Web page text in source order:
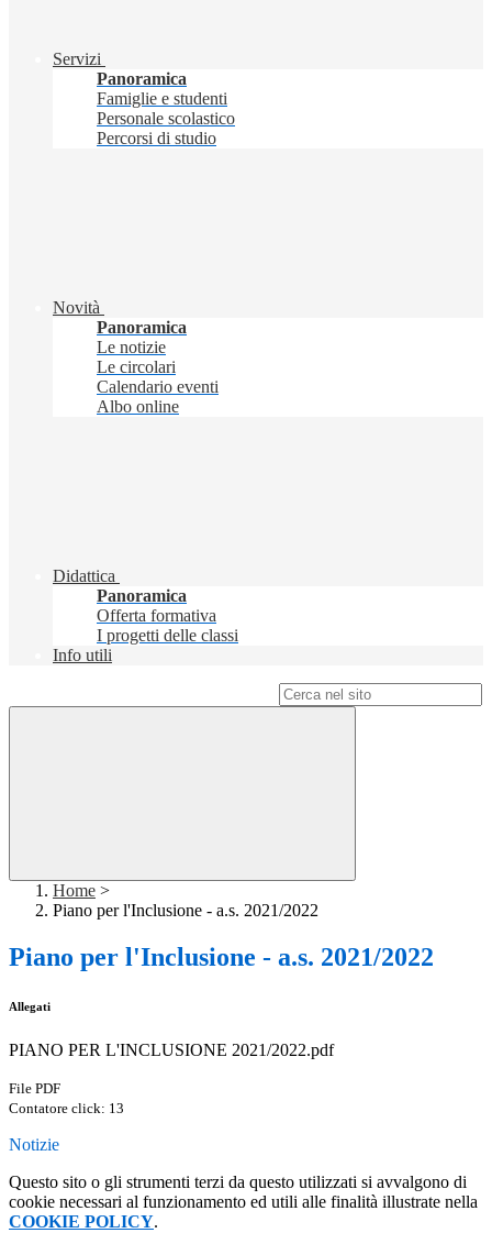
Servizi
Panoramica
Famiglie e studenti
Personale scolastico
Percorsi di studio
Novità
Panoramica
Le notizie
Le circolari
Calendario eventi
Albo online
Didattica
Panoramica
Offerta formativa
I progetti delle classi
Info utili
Home >
Piano per l'Inclusione - a.s. 2021/2022
Piano per l'Inclusione - a.s. 2021/2022
Allegati
PIANO PER L'INCLUSIONE 2021/2022.pdf
File PDF
Contatore click: 13
Notizie
Questo sito o gli strumenti terzi da questo utilizzati si avvalgono di
cookie necessari al funzionamento ed utili alle finalità illustrate nella
COOKIE POLICY.